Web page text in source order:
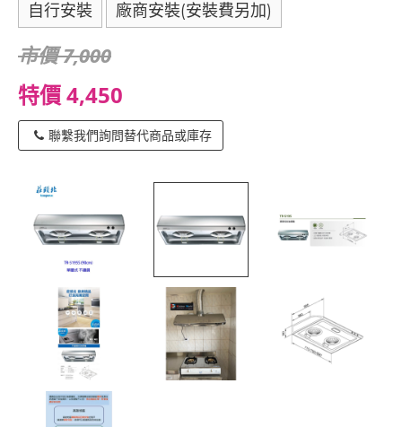
自行安裝 廠商安裝(安裝費另加)
市價 7,000
特價 4,450
聯繫我們詢問替代商品或庫存